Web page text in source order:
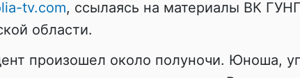
tv.com, ссылаясь на материалы ВК
области.
произошел около полуночи. Юноша,